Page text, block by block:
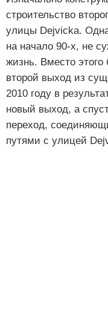
строительство
улицы Dejvicka.
на начало 90-х, не
жизнь. Вместо
второй выход из
2010 году в
новый выход, а
переход,
путями с улицей